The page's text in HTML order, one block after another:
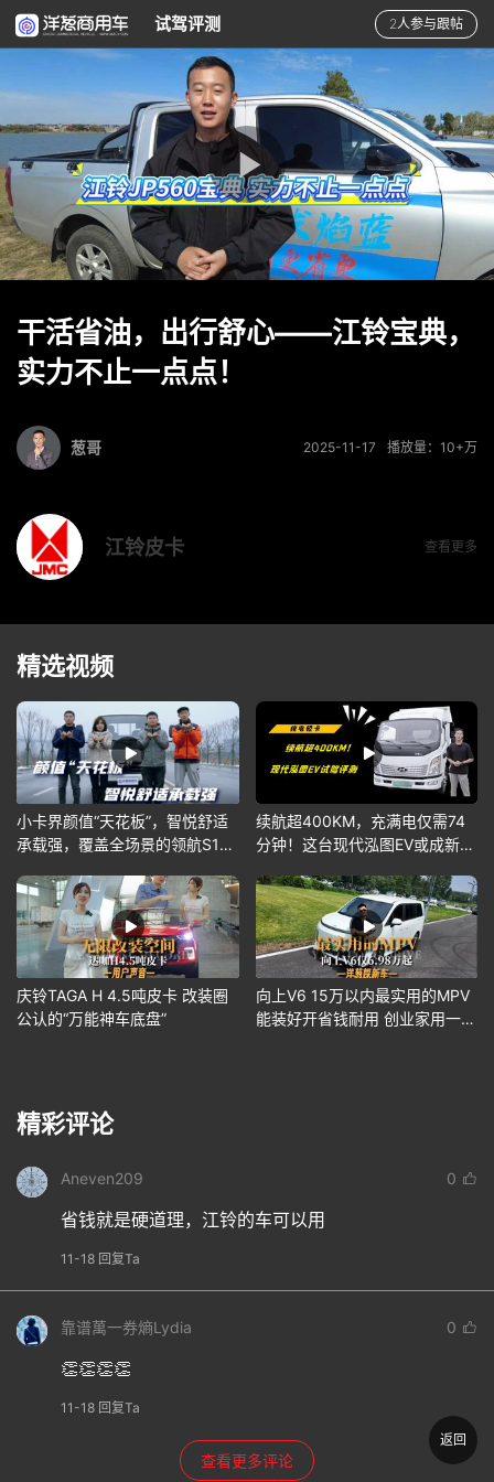
试驾评测 2人参与跟帖
干活省油，出行舒心——江铃宝典，
实力不止一点点！
播放量：10+万
2025-11-17
葱哥
江铃皮卡 查看更多
精选视频
小卡界颜值“天花板”，智悦舒适
承载强，覆盖全场景的领航S1你
续航超400KM，充满电仅需74
分钟！这台现代泓图EV或成新能
庆铃TAGA H 4.5吨皮卡 改装圈
公认的“万能神车底盘”
向上V6 15万以内最实用的MPV
能装好开省钱耐用 创业家用一步
精彩评论
Aneven209 0
省钱就是硬道理，江铃的车可以用
11-18 回复Ta
靠谱萬一券熵Lydia 0
👏👏👏👏
11-18 回复Ta
查看更多评论
返回